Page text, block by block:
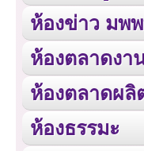
ห้องข่าว มพ
ห้องตลาดงา
ห้องตลาดผ
ห้องธรรมะ